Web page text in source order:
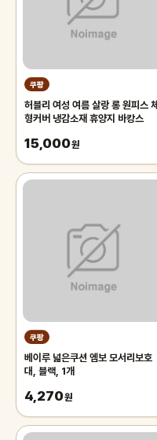
쿠팡
허블리 여성 여름 살랑 롱 원피스 체
형커버 냉감소재 휴양지 바캉스
15,000원
쿠팡
베이루 넓은쿠션 엠보 모서리보호
대, 블랙, 1개
4,270원